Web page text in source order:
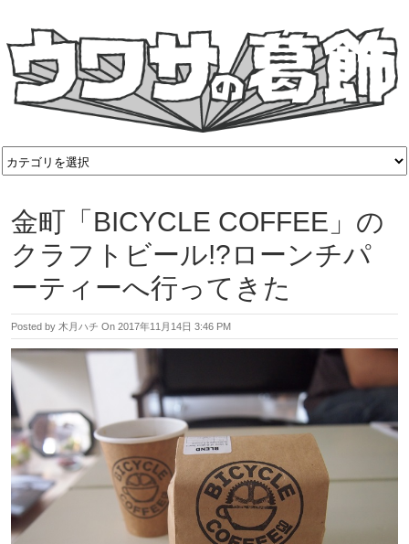
金町「BICYCLE COFFEE」の
クラフトビール!?ローンチパ
ーティーへ行ってきた
Posted by 木月ハチ On 2017年11月14日 3:46 PM